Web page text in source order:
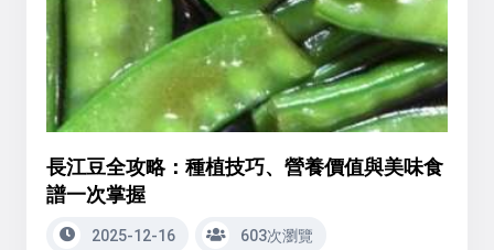
長江豆全攻略：種植技巧、營養價值與美味食
譜一次掌握
2025-12-16 603次瀏覽